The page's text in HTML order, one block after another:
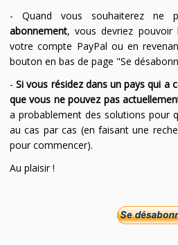
- Quand vous souhaiterez ne
abonnement, vous devriez pouvoir
votre compte PayPal ou en
bouton en bas de page "Se
-Si vous résidez dans un pays qui a
que vous ne pouvez pas
a probablement des solutions pour
au cas par cas (en faisant une
pour commencer).
Au plaisir !